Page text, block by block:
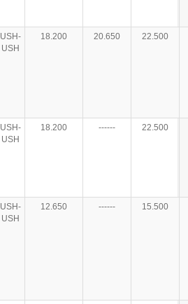
USH-
USH
18.200 20.650 22.500
USH-
USH
18.200 ------ 22.500
USH-
USH
12.650 ------ 15.500